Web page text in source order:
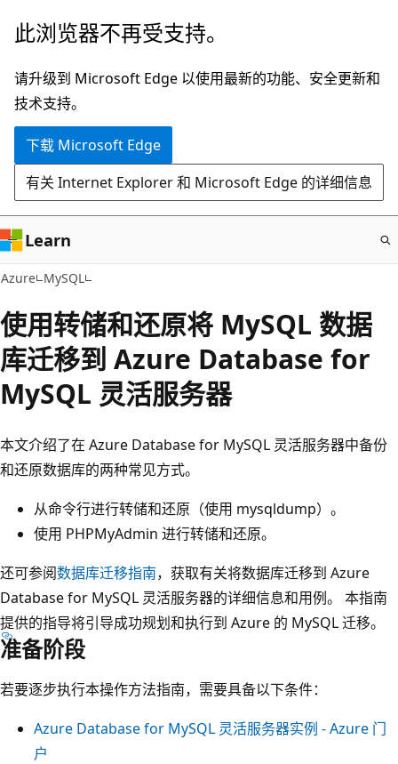
跳
主
要
内
此浏览器不再受支持。
请升级到 Microsoft Edge 以使用最新的功能、安全更新和
技术支持。
下载 Microsoft Edge
有关 Internet Explorer 和 Microsoft Edge 的详细信息
Learn
Azure MySQL
使用转储和还原将 MySQL 数据
库迁移到 Azure Database for
MySQL 灵活服务器
本文介绍了在 Azure Database for MySQL 灵活服务器中备份
和还原数据库的两种常见方式。
从命令行进行转储和还原（使用 mysqldump）。
使用 PHPMyAdmin 进行转储和还原。
还可参阅数据库迁移指南，获取有关将数据库迁移到 Azure
Database for MySQL 灵活服务器的详细信息和用例。 本指南
提供的指导将引导成功规划和执行到 Azure 的 MySQL 迁移。
准备阶段
若要逐步执行本操作方法指南，需要具备以下条件：
Azure Database for MySQL 灵活服务器实例 - Azure 门
户